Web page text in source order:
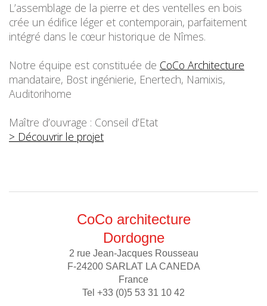
L’assemblage de la pierre et des ventelles en bois
crée un édifice léger et contemporain, parfaitement
intégré dans le cœur historique de Nîmes.
Notre équipe est constituée de CoCo Architecture
mandataire, Bost ingénierie, Enertech, Namixis,
Auditorihome
Maître d’ouvrage : Conseil d’Etat
> Découvrir le projet
CoCo architecture
Dordogne
2 rue Jean-Jacques Rousseau
F-24200 SARLAT LA CANEDA
France
Tel +33 (0)5 53 31 10 42